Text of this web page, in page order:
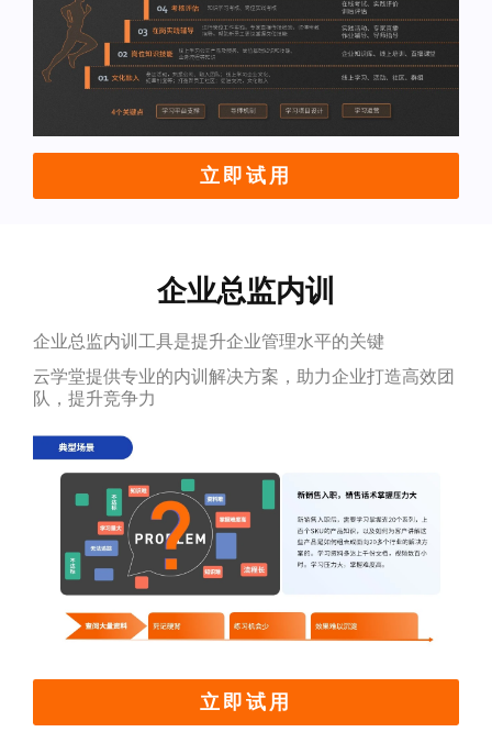
立即试用
企业总监内训
企业总监内训工具是提升企业管理水平的关键
云学堂提供专业的内训解决方案，助力企业打造高效团
队，提升竞争力
立即试用